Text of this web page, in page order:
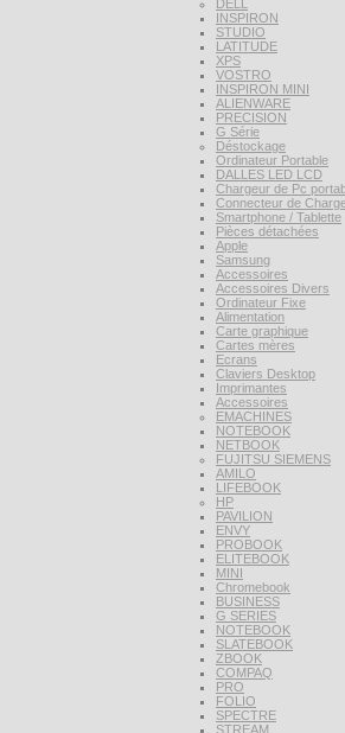
DELL
INSPIRON
STUDIO
LATITUDE
XPS
VOSTRO
INSPIRON MINI
ALIENWARE
PRECISION
G Série
Déstockage
Ordinateur Portable
DALLES LED LCD
Chargeur de Pc
Connecteur de
Smartphone / Tablette
Pièces détachées
Apple
Samsung
Accessoires
Accessoires Divers
Ordinateur Fixe
Alimentation
Carte graphique
Cartes mères
Ecrans
Claviers Desktop
Imprimantes
Accessoires
EMACHINES
NOTEBOOK
NETBOOK
FUJITSU SIEMENS
AMILO
LIFEBOOK
HP
PAVILION
ENVY
PROBOOK
ELITEBOOK
MINI
Chromebook
BUSINESS
G SERIES
NOTEBOOK
SLATEBOOK
ZBOOK
COMPAQ
PRO
FOLIO
SPECTRE
STREAM